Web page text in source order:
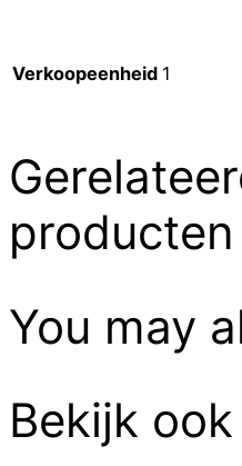
Verkoopeenheid 1
producten
You may
Bekijk